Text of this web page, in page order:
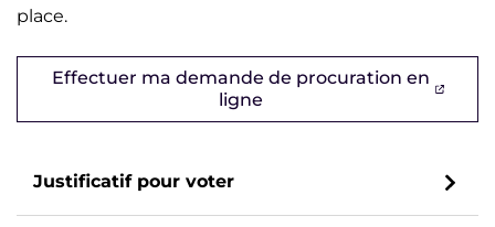
place.
Effectuer ma demande de procuration en
ligne(ouverture dans un nouvel
Justificatif pour voter